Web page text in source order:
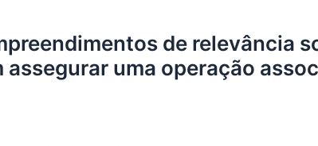
de relevância
uma operação